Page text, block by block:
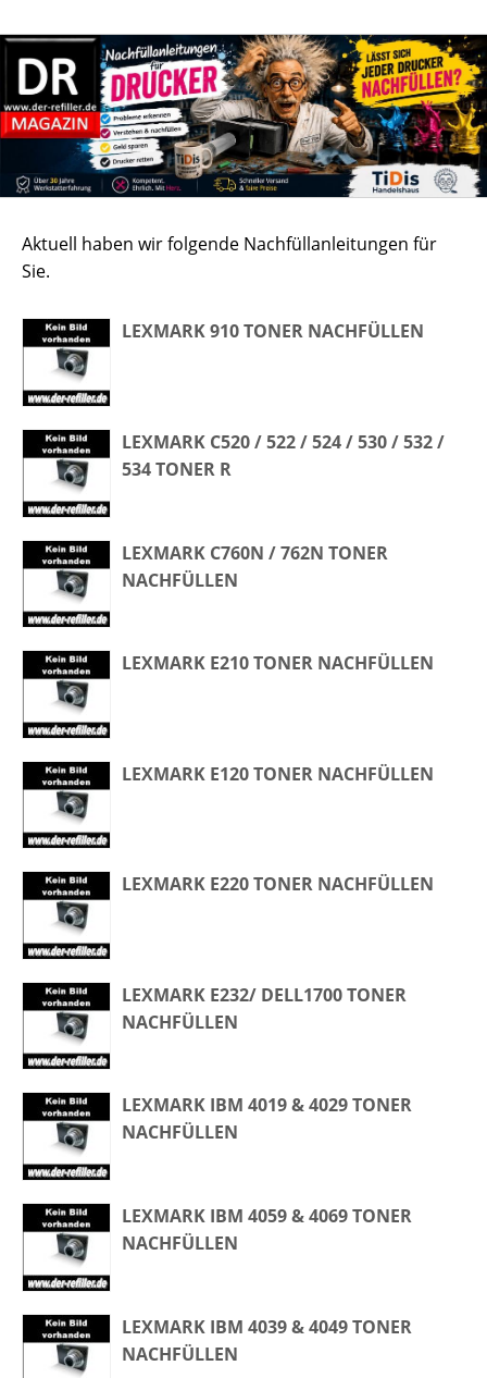
Aktuell haben wir folgende Nachfüllanleitungen für
Sie.
LEXMARK 910 TONER NACHFÜLLEN
LEXMARK C520 / 522 / 524 / 530 / 532 /
534 TONER R
LEXMARK C760N / 762N TONER
NACHFÜLLEN
LEXMARK E210 TONER NACHFÜLLEN
LEXMARK E120 TONER NACHFÜLLEN
LEXMARK E220 TONER NACHFÜLLEN
LEXMARK E232/ DELL1700 TONER
NACHFÜLLEN
LEXMARK IBM 4019 & 4029 TONER
NACHFÜLLEN
LEXMARK IBM 4059 & 4069 TONER
NACHFÜLLEN
LEXMARK IBM 4039 & 4049 TONER
NACHFÜLLEN